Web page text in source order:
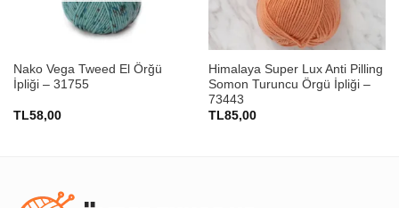
Nako Vega Tweed El Örğü
İpliği – 31755
TL58,00
Himalaya Super Lux Anti Pilling
Somon Turuncu Örgü İpliği –
73443
TL85,00